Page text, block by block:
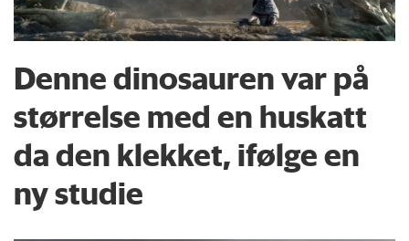
Denne dinosauren var på
størrelse med en huskatt
da den klekket, ifølge en
ny studie